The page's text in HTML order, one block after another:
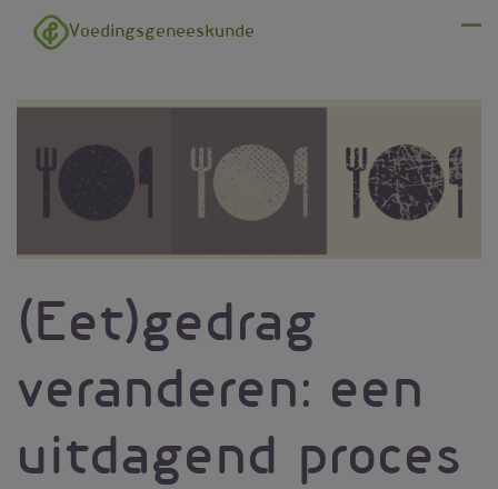
Overslaan en naar de inhoud gaan
Voedingsgeneeskunde
(Eet)gedrag
veranderen: een
uitdagend proces